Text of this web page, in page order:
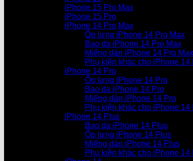
iPhone 15 Pro Max
iPhone 15 Pro
iPhone 14 Pro Max
Ốp lưng iPhone 14 Pro Max
Bao da iPhone 14 Pro Max
Miếng dán iPhone 14 Pro Max
Phụ kiện khác cho iPhone 14
iPhone 14 Pro
Ốp lưng iPhone 14 Pro
Bao da iPhone 14 Pro
Miếng dán iPhone 14 Pro
Phụ kiện khác cho iPhone 14
iPhone 14 Plus
Bao da iPhone 14 Plus
Ốp lưng iPhone 14 Plus
Miếng dán iPhone 14 Plus
Phụ kiện khác cho iPhone 14